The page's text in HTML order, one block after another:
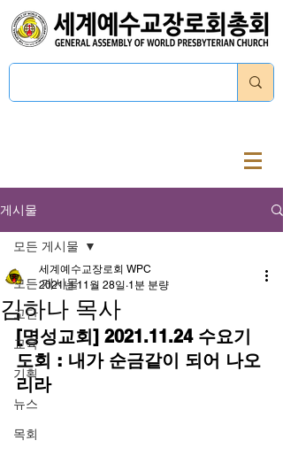
게시물
모든 게시물
교단
교육
기획
뉴스
목회
모든 게시물
김하나 목사
세계예수교장로회 WPC
2021년 11월 28일 1분 분량
[명성교회] 2021.11.24 수요기
도회 : 내가 순금같이 되어 나오
리라